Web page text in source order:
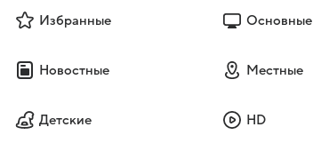
Избранные Основные
Новостные Местные
Детские HD